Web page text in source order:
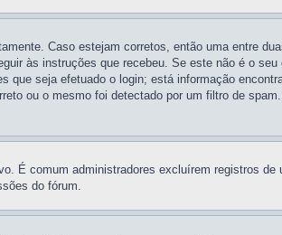
Caso estejam corretos, então uma entre
às instruções que recebeu. Se este não é o
que seja efetuado o login; está informação
ou o mesmo foi detectado por um filtro de
É comum administradores excluírem registros
do fórum.